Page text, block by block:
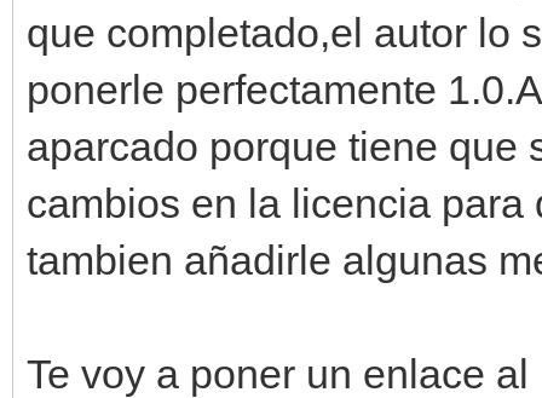
que completado,el autor lo
ponerle perfectamente
aparcado porque tiene que
cambios en la licencia
tambien añadirle algunas
Te voy a poner un enlace